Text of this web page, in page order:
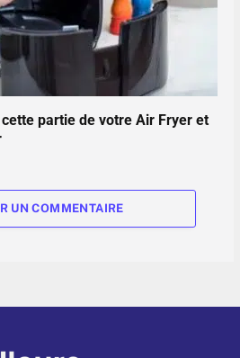
partie de votre Air Fryer et
UN COMMENTAIRE